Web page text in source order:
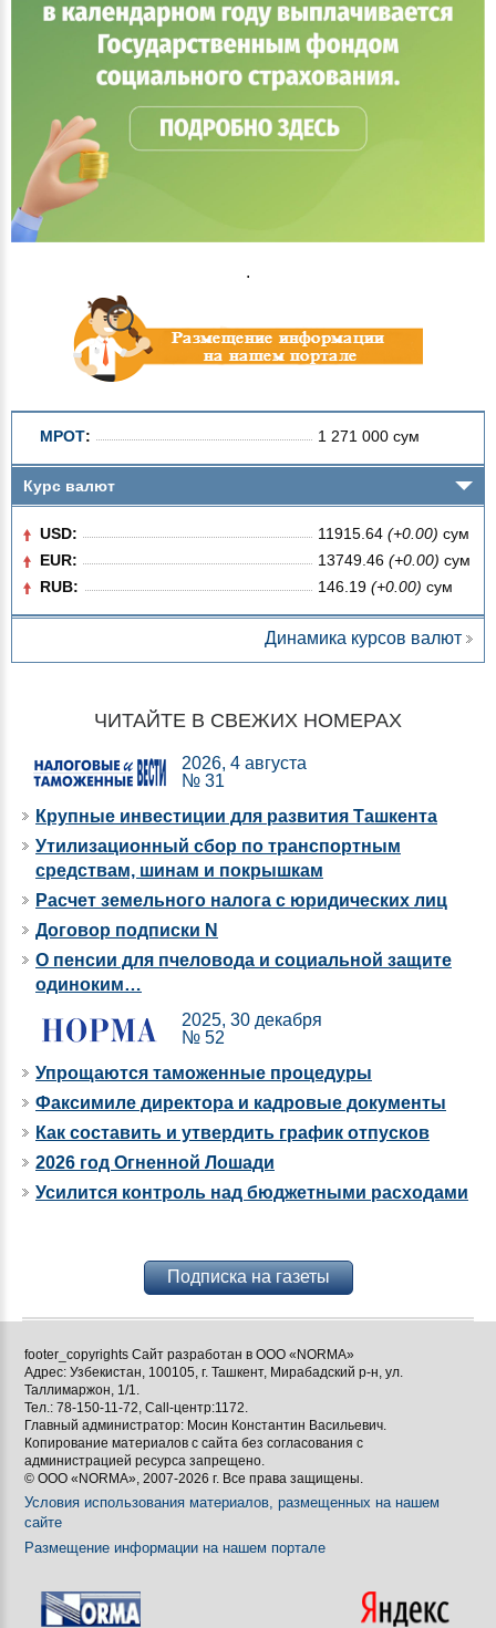
.
МРОТ: 1 271 000 сум
Курс валют
USD: 11915.64 (+0.00) сум
EUR:
13749.46 (+0.00) сум
RUB:
146.19 (+0.00) сум
Динамика курсов валют
ЧИТАЙТЕ В СВЕЖИХ НОМЕРАХ
2026, 4 августа
№ 31
Крупные инвестиции для развития Ташкента
Утилизационный сбор по транспортным
средствам, шинам и покрышкам
Расчет земельного налога с юридических лиц
Договор подписки N
О пенсии для пчеловода и социальной защите
одиноким…
2025, 30 декабря
№ 52
Упрощаются таможенные процедуры
Факсимиле директора и кадровые документы
Как составить и утвердить график отпусков
2026 год Огненной Лошади
Усилится контроль над бюджетными расходами
Подписка на газеты
footer_copyrights Сайт разработан в ООО «NORMA»
Адрес: Узбекистан, 100105, г. Ташкент, Мирабадский р-н, ул.
Таллимаржон, 1/1.
Тел.: 78-150-11-72, Call-центр:1172.
Главный администратор: Мосин Константин Васильевич.
Копирование материалов с сайта без согласования с
администрацией ресурса запрещено.
© ООО «NORMA», 2007-2026 г. Все права защищены.
Условия использования материалов, размещенных на нашем
сайте
Размещение информации на нашем портале